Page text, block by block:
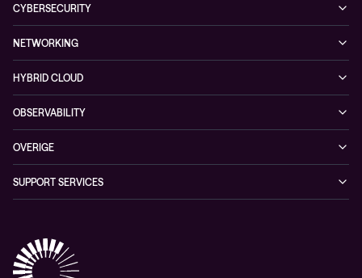
Hybrid Cloud
Nieuws
Referenties
Whitepaper
Partners
Duurzaamheid
Persruimte
CYBERSECURITY
Cybersecurity solutions
Conscia ThreatInsights
NETWORKING
Networking solutions
Consultancy
HYBRID CLOUD
OBSERVABILITY
Digital Employee Experience
AdviesObservability: Consultancy
OVERIGE
General Sales and Delivery Conditions (EN)
General Purchasing Conditions (EN)
SUPPORT SERVICES
Healthcare Services